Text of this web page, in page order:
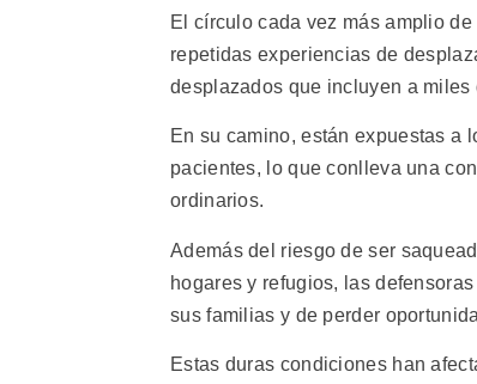
El círculo cada vez más amplio
repetidas experiencias de
desplazados que incluyen a
En su camino, están expuestas a
pacientes, lo que conlleva una
ordinarios.
Además del riesgo de ser
hogares y refugios, las
sus familias y de perder
Estas duras condiciones han